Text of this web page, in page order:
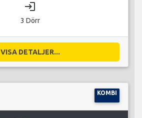
login
3 Dörr
VISA DETALJER...
KOMBI